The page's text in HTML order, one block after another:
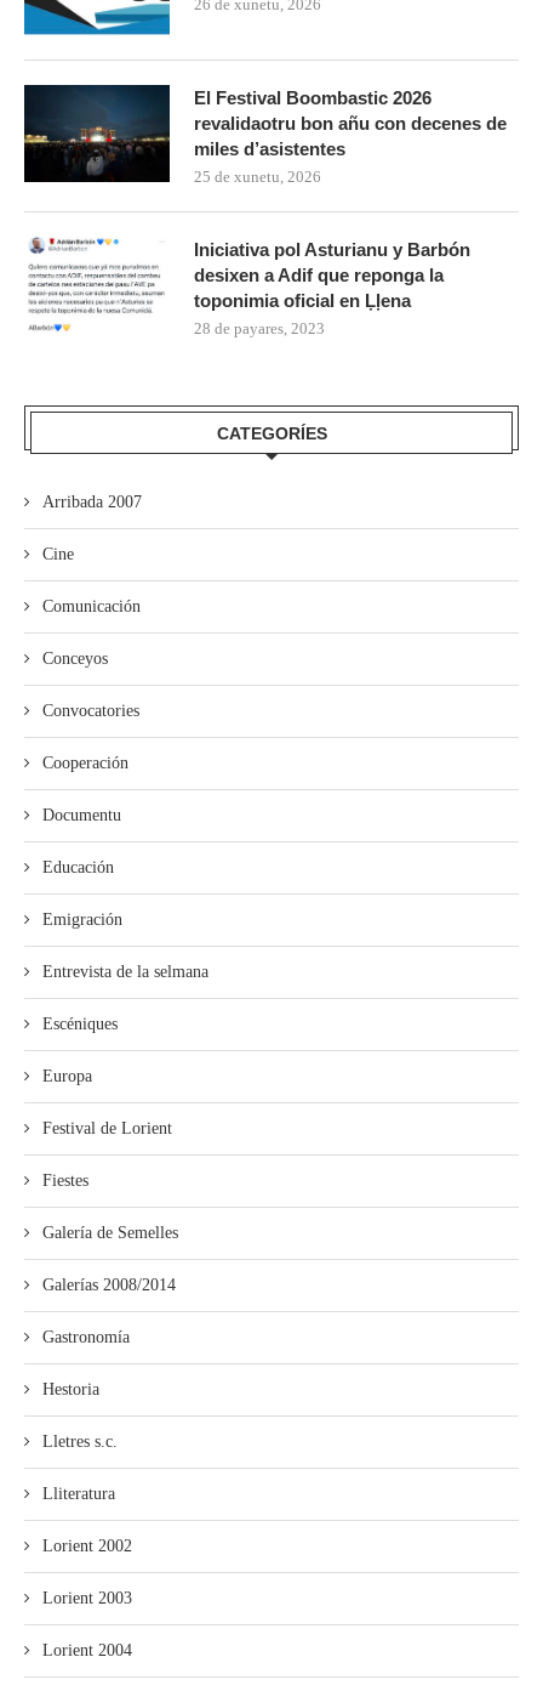
26 de xunetu, 2026
El Festival Boombastic 2026
revalidaotru bon añu con decenes de
miles d’asistentes
25 de xunetu, 2026
Iniciativa pol Asturianu y Barbón
desixen a Adif que reponga la
toponimia oficial en Ḷḷena
28 de payares, 2023
CATEGORÍES
Arribada 2007
Cine
Comunicación
Conceyos
Convocatories
Cooperación
Documentu
Educación
Emigración
Entrevista de la selmana
Escéniques
Europa
Festival de Lorient
Fiestes
Galería de Semelles
Galerías 2008/2014
Gastronomía
Hestoria
Lletres s.c.
Lliteratura
Lorient 2002
Lorient 2003
Lorient 2004